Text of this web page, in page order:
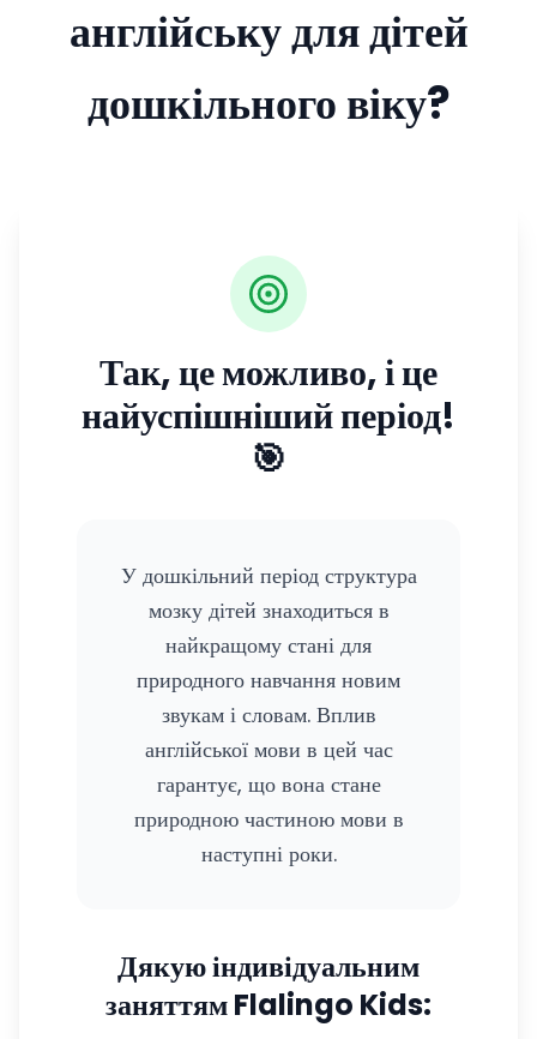
англійську для дітей
дошкільного віку?
Так, це можливо, і це
найуспішніший період!
🎯
У дошкільний період структура
мозку дітей знаходиться в
найкращому стані для
природного навчання новим
звукам і словам. Вплив
англійської мови в цей час
гарантує, що вона стане
природною частиною мови в
наступні роки.
Дякую індивідуальним
заняттям Flalingo Kids: